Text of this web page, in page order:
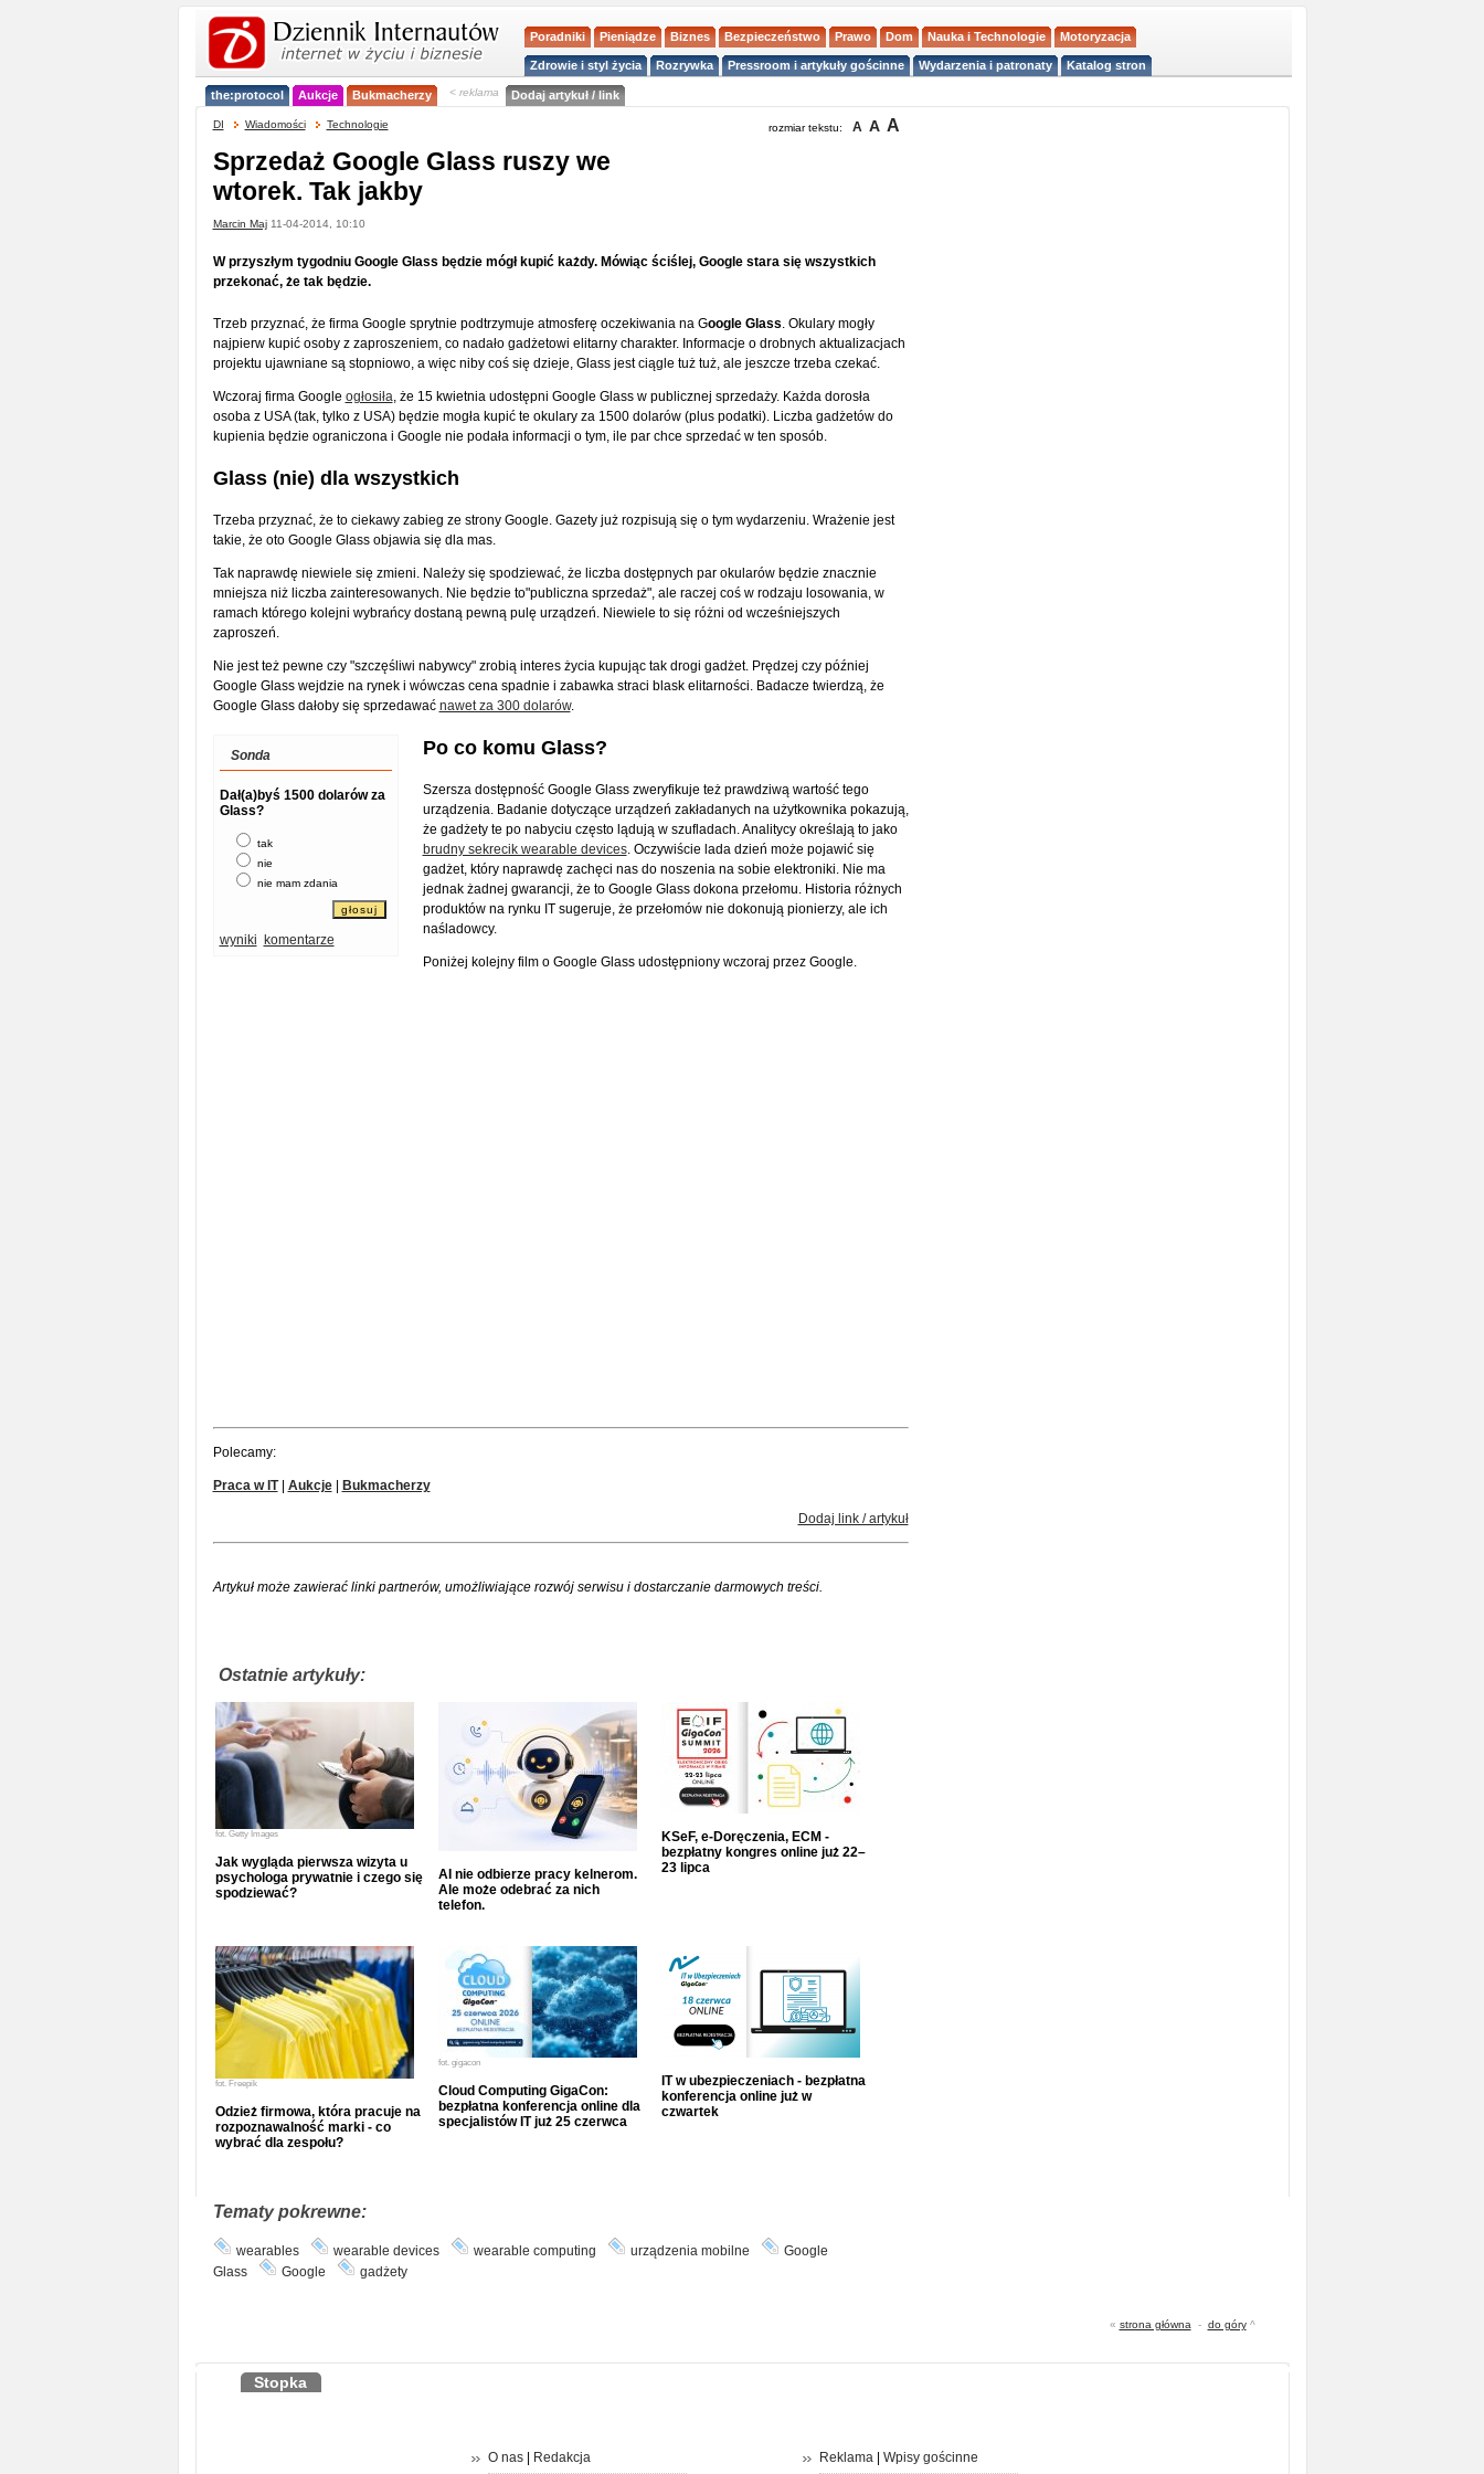
Poradniki Pieniądze Biznes Bezpieczeństwo Prawo Dom Nauka i Technologie Motoryzacja
Zdrowie i styl życia Rozrywka Pressroom i artykuły gościnne Wydarzenia i patronaty Katalog stron
the:protocol Aukcje Bukmacherzy < reklama Dodaj artykuł / link
DI Wiadomości Technologie rozmiar tekstu: A A A
Sprzedaż Google Glass ruszy we
wtorek. Tak jakby
Marcin Maj11-04-2014, 10:10
W przyszłym tygodniu Google Glass będzie mógł kupić każdy. Mówiąc ściślej, Google stara się wszystkich
przekonać, że tak będzie.
Trzeb przyznać, że firma Google sprytnie podtrzymuje atmosferę oczekiwania na Google Glass. Okulary mogły
najpierw kupić osoby z zaproszeniem, co nadało gadżetowi elitarny charakter. Informacje o drobnych aktualizacjach
projektu ujawniane są stopniowo, a więc niby coś się dzieje, Glass jest ciągle tuż tuż, ale jeszcze trzeba czekać.
Wczoraj firma Google ogłosiła, że 15 kwietnia udostępni Google Glass w publicznej sprzedaży. Każda dorosła
osoba z USA (tak, tylko z USA) będzie mogła kupić te okulary za 1500 dolarów (plus podatki). Liczba gadżetów do
kupienia będzie ograniczona i Google nie podała informacji o tym, ile par chce sprzedać w ten sposób.
Glass (nie) dla wszystkich
Trzeba przyznać, że to ciekawy zabieg ze strony Google. Gazety już rozpisują się o tym wydarzeniu. Wrażenie jest
takie, że oto Google Glass objawia się dla mas.
Tak naprawdę niewiele się zmieni. Należy się spodziewać, że liczba dostępnych par okularów będzie znacznie
mniejsza niż liczba zainteresowanych. Nie będzie to"publiczna sprzedaż", ale raczej coś w rodzaju losowania, w
ramach którego kolejni wybrańcy dostaną pewną pulę urządzeń. Niewiele to się różni od wcześniejszych
zaproszeń.
Nie jest też pewne czy "szczęśliwi nabywcy" zrobią interes życia kupując tak drogi gadżet. Prędzej czy później
Google Glass wejdzie na rynek i wówczas cena spadnie i zabawka straci blask elitarności. Badacze twierdzą, że
Google Glass dałoby się sprzedawać nawet za 300 dolarów.
Sonda
Dał(a)byś 1500 dolarów za
Glass?
tak
nie
nie mam zdania
wyniki komentarze
Po co komu Glass?
Szersza dostępność Google Glass zweryfikuje też prawdziwą wartość tego
urządzenia. Badanie dotyczące urządzeń zakładanych na użytkownika pokazują,
że gadżety te po nabyciu często lądują w szufladach. Analitycy określają to jako
brudny sekrecik wearable devices. Oczywiście lada dzień może pojawić się
gadżet, który naprawdę zachęci nas do noszenia na sobie elektroniki. Nie ma
jednak żadnej gwarancji, że to Google Glass dokona przełomu. Historia różnych
produktów na rynku IT sugeruje, że przełomów nie dokonują pionierzy, ale ich
naśladowcy.
Poniżej kolejny film o Google Glass udostępniony wczoraj przez Google.
Polecamy:
Praca w IT| Aukcje| Bukmacherzy
Dodaj link / artykuł
Artykuł może zawierać linki partnerów, umożliwiające rozwój serwisu i dostarczanie darmowych treści.
Ostatnie artykuły:
fot. Getty Images
Jak wygląda pierwsza wizyta u
psychologa prywatnie i czego się
spodziewać?
AI nie odbierze pracy kelnerom.
Ale może odebrać za nich
telefon.
KSeF, e-Doręczenia, ECM -
bezpłatny kongres online już 22–
23 lipca
fot. Freepik
Odzież firmowa, która pracuje na
rozpoznawalność marki - co
wybrać dla zespołu?
fot. gigacon
Cloud Computing GigaCon:
bezpłatna konferencja online dla
specjalistów IT już 25 czerwca
IT w ubezpieczeniach - bezpłatna
konferencja online już w
czwartek
Tematy pokrewne:
wearables wearable devices wearable computing urządzenia mobilne
Google
Glass
Google gadżety
« strona główna - do góry^
Stopka
O nas| Redakcja Reklama| Wpisy gościnne